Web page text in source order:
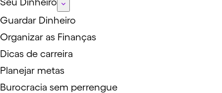
Guardar Dinheiro
Organizar as Finanças
Dicas de carreira
Planejar metas
Burocracia sem perrengue